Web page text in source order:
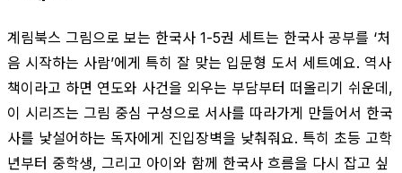
계림북스 그림으로 보는 한국사 1-5권 세트는 한국사 공부를 ‘처
음 시작하는 사람’에게 특히 잘 맞는 입문형 도서 세트예요. 역사
책이라고 하면 연도와 사건을 외우는 부담부터 떠올리기 쉬운데,
이 시리즈는 그림 중심 구성으로 서사를 따라가게 만들어서 한국
사를 낯설어하는 독자에게 진입장벽을 낮춰줘요. 특히 초등 고학
년부터 중학생, 그리고 아이와 함께 한국사 흐름을 다시 잡고 싶